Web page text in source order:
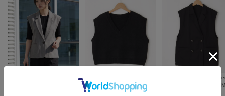
＝＝＝＝＝＝＝＝＝＝＝＝＝＝＝＝＝＝＝＝＝＝＝＝
気になるアイテムは【お気に入り登録】がおすすめです！
■お気に入り登録について
オンラインサイトの各アイテムにある「ハートマーク」をクリックして簡単
に追加可能！
¥3,300
OFF PRICE